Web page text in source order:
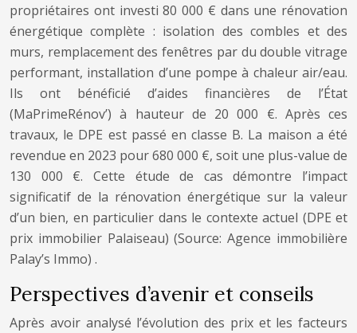
propriétaires ont investi 80 000 € dans une rénovation
énergétique complète : isolation des combles et des
murs, remplacement des fenêtres par du double vitrage
performant, installation d’une pompe à chaleur air/eau.
Ils ont bénéficié d’aides financières de l’État
(MaPrimeRénov’) à hauteur de 20 000 €. Après ces
travaux, le DPE est passé en classe B. La maison a été
revendue en 2023 pour 680 000 €, soit une plus-value de
130 000 €. Cette étude de cas démontre l’impact
significatif de la rénovation énergétique sur la valeur
d’un bien, en particulier dans le contexte actuel (DPE et
prix immobilier Palaiseau)(Source: Agence immobilière
Palay’s Immo) .
Perspectives d’avenir et conseils
Après avoir analysé l’évolution des prix et les facteurs